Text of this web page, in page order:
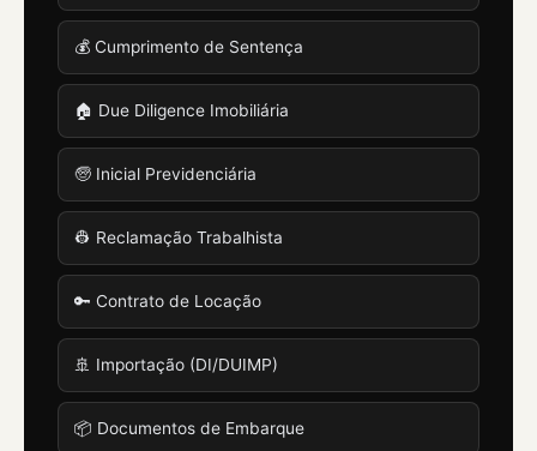
💰 Cumprimento de Sentença
🏠 Due Diligence Imobiliária
🧓 Inicial Previdenciária
👷 Reclamação Trabalhista
🔑 Contrato de Locação
🚢 Importação (DI/DUIMP)
📦 Documentos de Embarque